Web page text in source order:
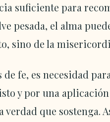
suficiente para
pesada, el alma
sino de la
fe, es necesidad
y por una aplicación
que sostenga.